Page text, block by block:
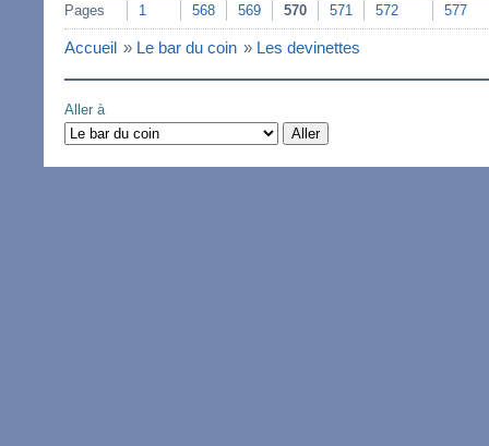
Pages 1 568 569 570 571 572 577
Accueil » Le bar du coin » Les devinettes
Aller à